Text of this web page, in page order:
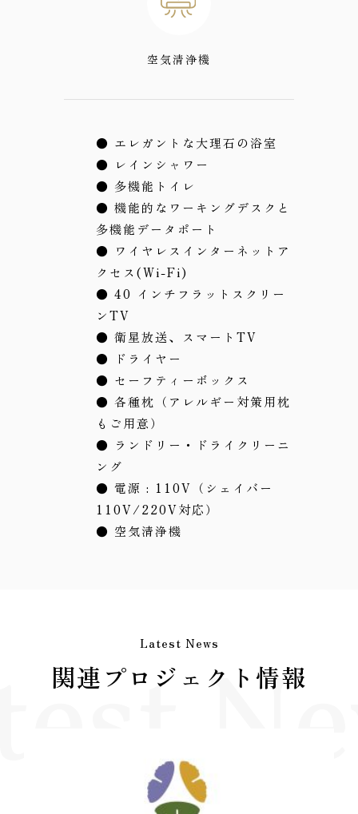
空気清浄機
● エレガントな大理石の浴室
● レインシャワー
● 多機能トイレ
● 機能的なワーキングデスクと
多機能データポート
● ワイヤレスインターネットア
クセス(Wi-Fi)
● 40 インチフラットスクリー
ンTV
● 衛星放送、スマートTV
● ドライヤー
● セーフティーボックス
● 各種枕（アレルギー対策用枕
もご用意）
● ランドリー・ドライクリーニ
ング
● 電源 : 110V（シェイバー
110V/220V対応）
● 空気清浄機
Latest News
関連プロジェクト情報